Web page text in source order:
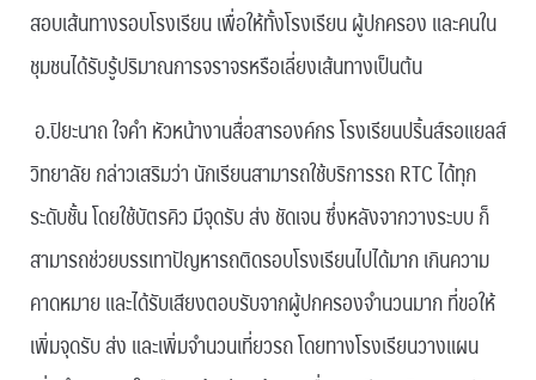
สอบเส้นทางรอบโรงเรียน เพื่อให้ทั้งโรงเรียน ผู้ปกครอง และคนใน
ชุมชนได้รับรู้ปริมาณการจราจรหรือเลี่ยงเส้นทางเป็นต้น
อ.ปิยะนาถ ใจคำ หัวหน้างานสื่อสารองค์กร โรงเรียนปริ้นส์รอแยลส์
วิทยาลัย กล่าวเสริมว่า นักเรียนสามารถใช้บริการรถ RTC ได้ทุก
ระดับชั้น โดยใช้บัตรคิว มีจุดรับ ส่ง ชัดเจน ซึ่งหลังจากวางระบบ ก็
สามารถช่วยบรรเทาปัญหารถติดรอบโรงเรียนไปได้มาก เกินความ
คาดหมาย และได้รับเสียงตอบรับจากผู้ปกครองจำนวนมาก ที่ขอให้
เพิ่มจุดรับ ส่ง และเพิ่มจำนวนเที่ยวรถ โดยทางโรงเรียนวางแผน